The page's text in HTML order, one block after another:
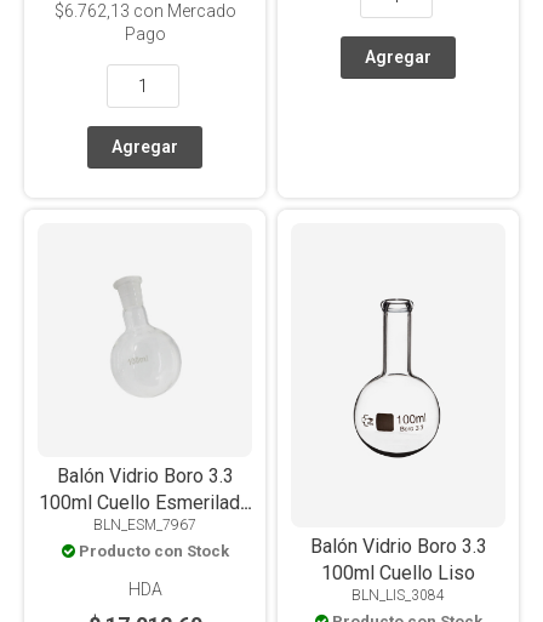
$6.762,13 con Mercado
Pago
Balón Vidrio Boro 3.3
100ml Cuello Esmerilado
19/26
BLN_ESM_7967
Producto con Stock
HDA
Balón Vidrio Boro 3.3
100ml Cuello Liso
BLN_LIS_3084